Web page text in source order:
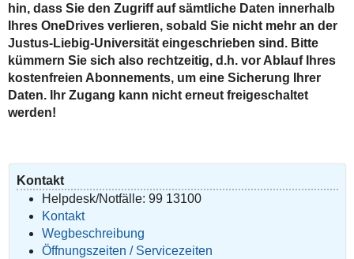
hin, dass Sie den Zugriff auf sämtliche Daten innerhalb
Ihres OneDrives verlieren, sobald Sie nicht mehr an der
Justus-Liebig-Universität eingeschrieben sind. Bitte
kümmern Sie sich also rechtzeitig, d.h. vor Ablauf Ihres
kostenfreien Abonnements, um eine Sicherung Ihrer
Daten. Ihr Zugang kann nicht erneut freigeschaltet
werden!
Kontakt
Helpdesk/Notfälle: 99 13100
Kontakt
Wegbeschreibung
Öffnungszeiten / Servicezeiten